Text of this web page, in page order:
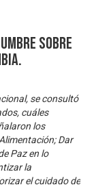
sobre
se consultó
cuáles
los
Dar
Paz en lo
la
el cuidado de